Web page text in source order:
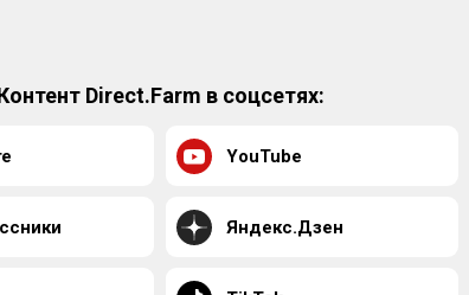
Direct.Farm в соцсетях:
YouTube
Яндекс.Дзен